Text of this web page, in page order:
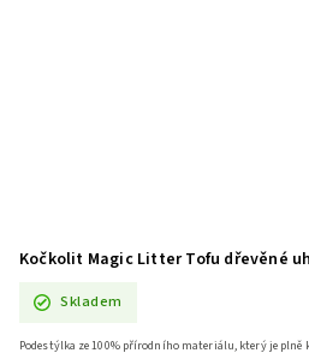
Kočkolit Magic Litter Tofu dřevěné
Skladem
Podestýlka ze 100% přírodního materiálu, který je plně